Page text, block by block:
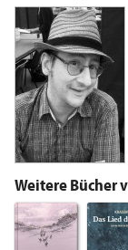
Weitere Bücher